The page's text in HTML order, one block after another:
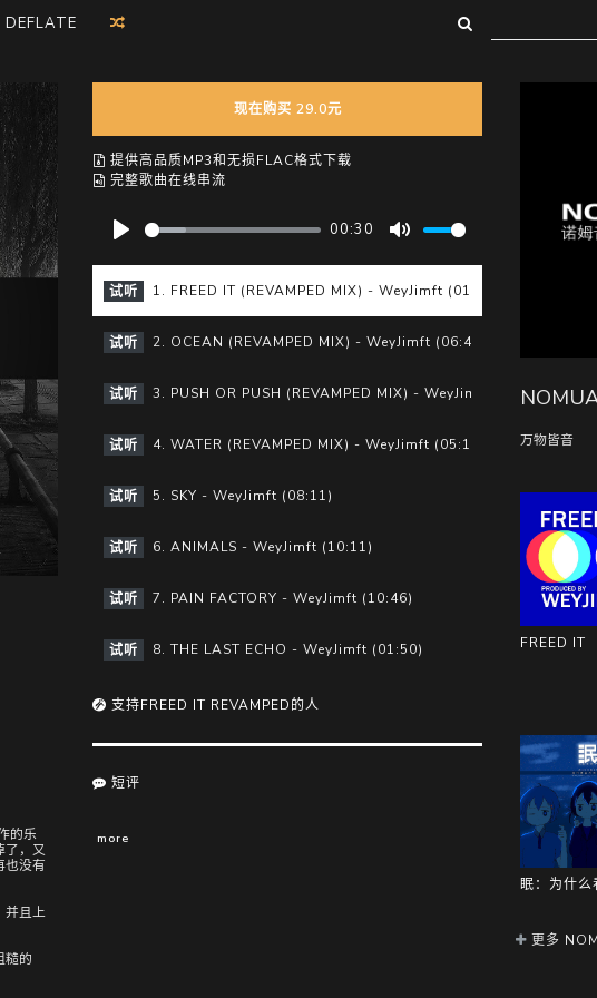
DEFLATE
的乐
了，又
也没有
并且上
糙的
现在购买 29.0元
提供高品质MP3和无损FLAC格式下载
完整歌曲在线串流
l
a
y
00:30
t
试听 1. FREED IT (REVAMPED MIX) - WeyJimft (01:59)
试听 2. OCEAN (REVAMPED MIX) - WeyJimft (06:43)
试听 3. PUSH OR PUSH (REVAMPED MIX) - WeyJimft (04:00)
试听 4. WATER (REVAMPED MIX) - WeyJimft (05:13)
试听 5. SKY - WeyJimft (08:11)
试听 6. ANIMALS - WeyJimft (10:11)
试听 7. PAIN FACTORY - WeyJimft (10:46)
试听 8. THE LAST ECHO - WeyJimft (01:50)
支持FREED IT REVAMPED的人
短评
more
万物皆音
FREED IT
更多